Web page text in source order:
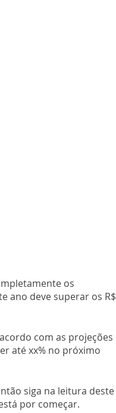
os
ano deve superar os R$
com as projeções
até xx% no próximo
siga na leitura deste
por começar.